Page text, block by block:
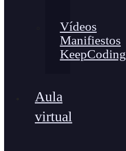
Vídeos
Manifiestos
KeepCoding
Aula
virtual